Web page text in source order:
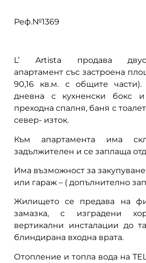
Реф.№1369
L’ Artista продава
апартамент със застроена
90,16 кв.м. с общите
дневна с кухненски бокс
преходна спалня, баня с
север- изток.
Към апартамента има
задължителен и се заплаща
Има възможност за
или гараж – ( допълнително
Жилището се предава на
замазка, с изградени
вертикални инсталации до
блиндирана входна врата.
Отопление и топла вода на